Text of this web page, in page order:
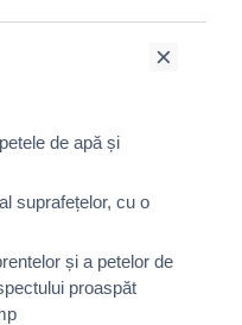
de apă și
suprafețelor, cu o
și a petelor de
proaspăt